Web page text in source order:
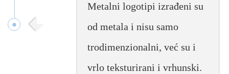
Metalni logotipi izrađeni su
od metala i nisu samo
trodimenzionalni, već su i
vrlo teksturirani i vrhunski.